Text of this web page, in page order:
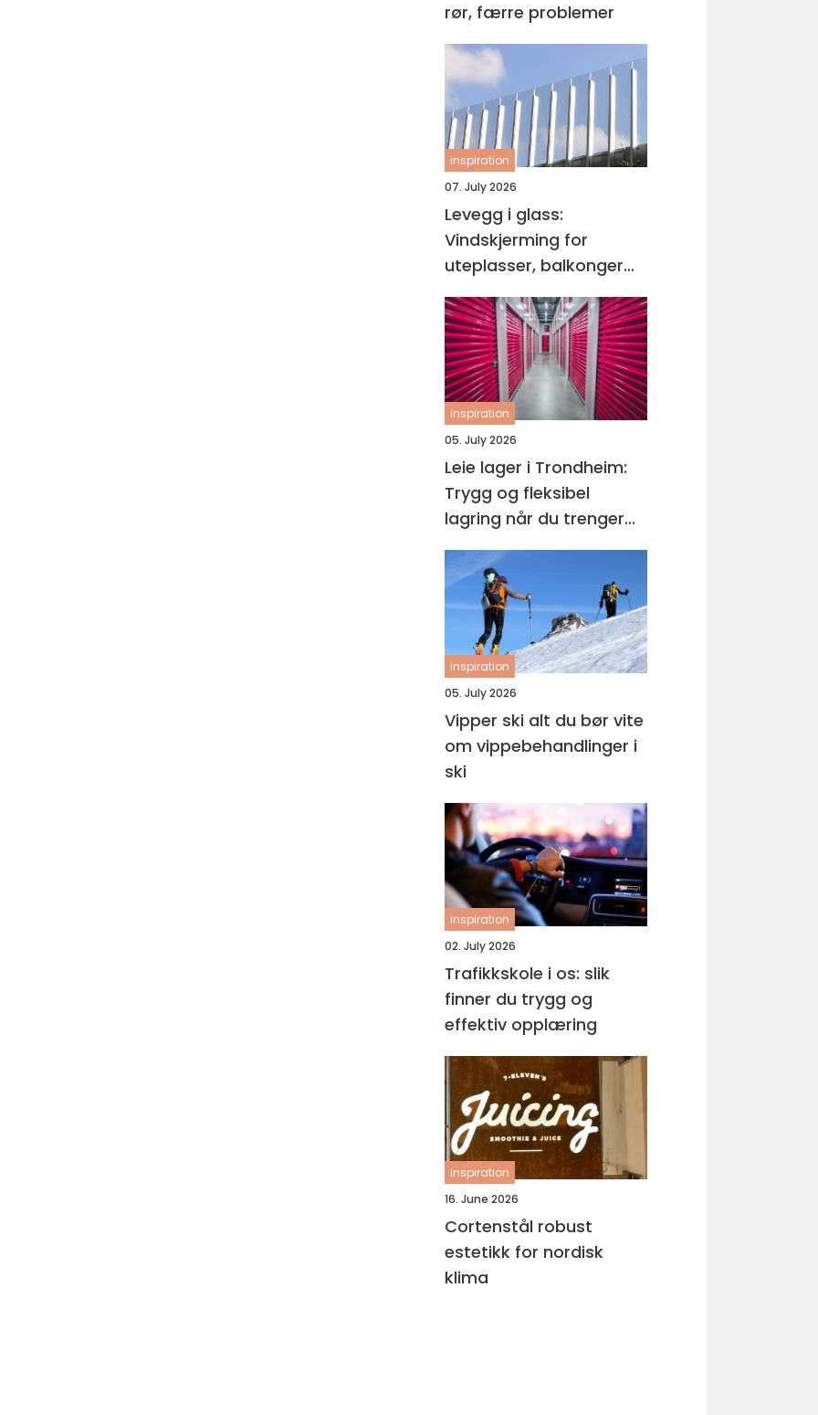
rør, færre problemer
inspiration
07. July 2026
Levegg i glass:
Vindskjerming for
uteplasser, balkonger
og hager
inspiration
05. July 2026
Leie lager i Trondheim:
Trygg og fleksibel
lagring når du trenger
det
inspiration
05. July 2026
Vipper ski alt du bør vite
om vippebehandlinger i
ski
inspiration
02. July 2026
Trafikkskole i os: slik
finner du trygg og
effektiv opplæring
inspiration
16. June 2026
Cortenstål robust
estetikk for nordisk
klima